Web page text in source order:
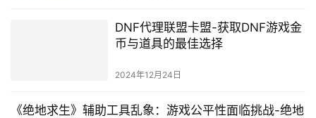
DNF代理联盟卡盟-获取DNF游戏金
币与道具的最佳选择
2024年12月24日
《绝地求生》辅助工具乱象：游戏公平性面临挑战-绝地